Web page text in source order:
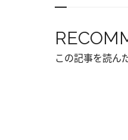
この記事を読ん